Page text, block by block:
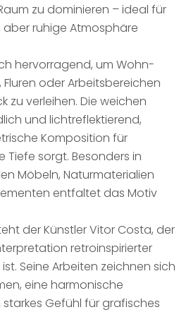
zu dominieren – ideal für
aber ruhige Atmosphäre
hervorragend, um Wohn-
oder Arbeitsbereichen
zu verleihen. Die weichen
und lichtreflektierend,
Komposition für
Tiefe sorgt. Besonders in
Möbeln, Naturmaterialien
entfaltet das Motiv
der Künstler Vitor Costa, der
retroinspirierter
Seine Arbeiten zeichnen sich
eine harmonische
Gefühl für grafisches